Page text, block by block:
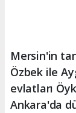
Mersin'in
Özbek ile
evlatları
Ankara'da